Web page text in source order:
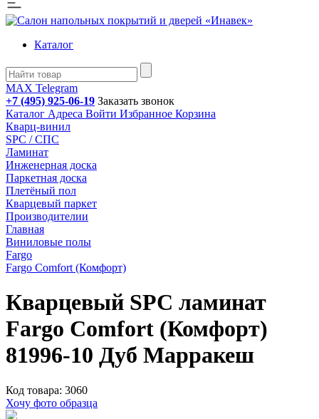
Каталог
MAX Telegram
+7 (495) 925-06-19 Заказать звонок
Каталог Адреса Войти Избранное Корзина
Кварц-винил
SPC / СПС
Ламинат
Инженерная доска
Паркетная доска
Плетёный пол
Кварцевый паркет
Производителии
Главная
Виниловые полы
Fargo
Fargo Comfort (Комфорт)
Кварцевый SPC ламинат
Fargo Comfort (Комфорт)
81996-10 Дуб Марракеш
Код товара: 3060
Хочу фото образца